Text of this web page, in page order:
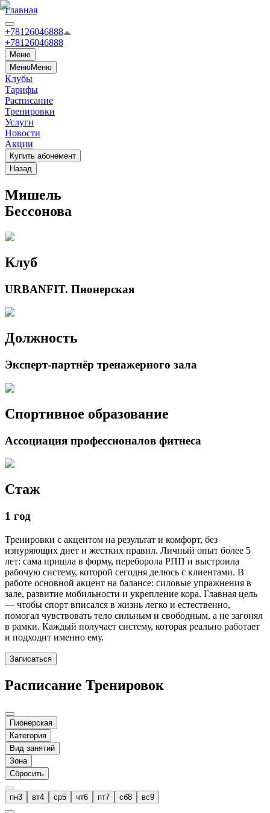
Главная
+78126046888
+78126046888
Меню
МенюМеню
Клубы
Тарифы
Расписание
Тренировки
Услуги
Новости
Акции
Купить абонемент
Назад
Мишель
Бессонова
Клуб
URBANFIT. Пионерская
Должность
Эксперт-партнёр тренажерного зала
Спортивное образование
Ассоциация профессионалов фитнеса
Стаж
1 год
Тренировки с акцентом на результат и комфорт, без
изнуряющих диет и жестких правил. Личный опыт более 5
лет: сама пришла в форму, переборола РПП и выстроила
рабочую систему, которой сегодня делюсь с клиентами. В
работе основной акцент на балансе: силовые упражнения в
зале, развитие мобильности и укрепление кора. Главная цель
— чтобы спорт вписался в жизнь легко и естественно,
помогал чувствовать тело сильным и свободным, а не загонял
в рамки. Каждый получает систему, которая реально работает
и подходит именно ему.
Записаться
Расписание Тренировок
Пионерская
Категория
Вид занятий
Зона
Сбросить
пн3 вт4 ср5 чт6 пт7 сб8 вс9